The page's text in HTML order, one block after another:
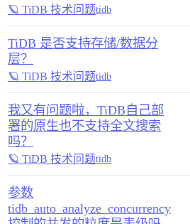
🪐 TiDB 技术问题tidb
TiDB 是否支持存储/数据分
层？
🪐 TiDB 技术问题tidb
我又有问题啦，TiDB自己部
署的原生也不支持全文搜索
吗？
🪐 TiDB 技术问题tidb
参数
tidb_auto_analyze_concurrency